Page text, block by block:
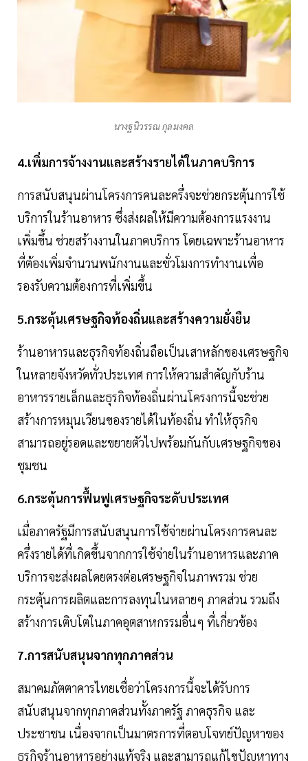
นางฐนิวรรณ กุลมงคล
4.เพิ่มการจ้างงานและสร้างรายได้ในภาคบริการ
การสนับสนุนผ่านโครงการคนละครึ่งจะช่วยกระตุ้นการใช้
บริการในร้านอาหาร ซึ่งส่งผลให้มีความต้องการแรงงาน
เพิ่มขึ้น ช่วยสร้างงานในภาคบริการ โดยเฉพาะร้านอาหาร
ที่ต้องเพิ่มจำนวนพนักงานและชั่วโมงการทำงานเพื่อ
รองรับความต้องการที่เพิ่มขึ้น
5.กระตุ้นเศรษฐกิจท้องถิ่นและสร้างความยั่งยืน
ร้านอาหารและธุรกิจท้องถิ่นถือเป็นเสาหลักของเศรษฐกิจ
ในหลายจังหวัดทั่วประเทศ การให้ความสำคัญกับร้าน
อาหารรายเล็กและธุรกิจท้องถิ่นผ่านโครงการนี้จะช่วย
สร้างการหมุนเวียนของรายได้ในท้องถิ่น ทำให้ธุรกิจ
สามารถอยู่รอดและขยายตัวไปพร้อมกันกับเศรษฐกิจของ
ชุมชน
6.กระตุ้นการฟื้นฟูเศรษฐกิจระดับประเทศ
เมื่อภาครัฐมีการสนับสนุนการใช้จ่ายผ่านโครงการคนละ
ครึ่งรายได้ที่เกิดขึ้นจากการใช้จ่ายในร้านอาหารและภาค
บริการจะส่งผลโดยตรงต่อเศรษฐกิจในภาพรวม ช่วย
กระตุ้นการผลิตและการลงทุนในหลายๆ ภาคส่วน รวมถึง
สร้างการเติบโตในภาคอุตสาหกรรมอื่นๆ ที่เกี่ยวข้อง
7.การสนับสนุนจากทุกภาคส่วน
สมาคมภัตตาคารไทยเชื่อว่าโครงการนี้จะได้รับการ
สนับสนุนจากทุกภาคส่วนทั้งภาครัฐ ภาคธุรกิจ และ
ประชาชน เนื่องจากเป็นมาตรการที่ตอบโจทย์ปัญหาของ
ธุรกิจร้านอาหารอย่างแท้จริง และสามารถแก้ไขปัญหาทาง